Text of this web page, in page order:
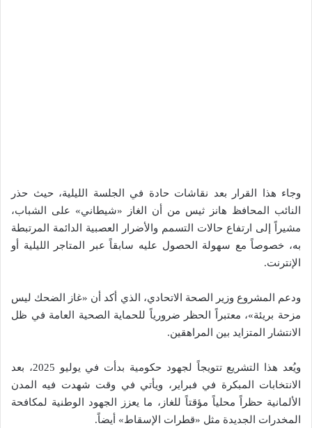
وجاء هذا القرار بعد نقاشات حادة في الجلسة الليلية، حيث حذر
النائب المحافظ هانز ثيس من أن الغاز «شيطاني» على الشباب،
مشيراً إلى ارتفاع حالات التسمم والأضرار العصبية الدائمة المرتبطة
به، خصوصاً مع سهولة الحصول عليه سابقاً عبر المتاجر الليلية أو
الإنترنت.
ودعم المشروع وزير الصحة الاتحادي، الذي أكد أن «غاز الضحك ليس
مزحة بريئة»، معتبراً الحظر ضرورياً للحماية الصحية العامة في ظل
الانتشار المتزايد بين المراهقين.
ويُعد هذا التشريع تتويجاً لجهود حكومية بدأت في يوليو 2025، بعد
الانتخابات المبكرة في فبراير، ويأتي في وقت شهدت فيه المدن
الألمانية حظراً محلياً مؤقتاً للغاز، ما يعزز الجهود الوطنية لمكافحة
المخدرات الجديدة مثل «قطرات الإسقاط» أيضاً.